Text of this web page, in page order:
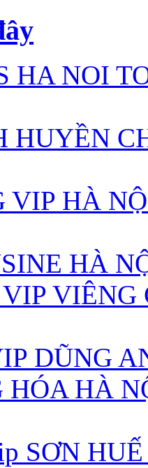
HA NOI
HUYỀN
VIP HÀ
HÀ
DŨNG
HÓA HÀ
SƠN